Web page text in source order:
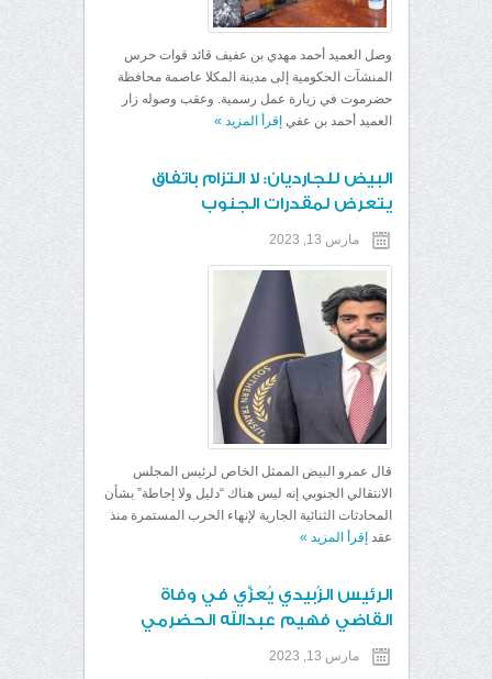
وصل العميد أحمد مهدي بن عفيف قائد قوات حرس
المنشآت الحكومية إلى مدينة المكلا عاصمة محافظة
حضرموت في زيارة عمل رسمية. وعقب وصوله زار
العميد أحمد بن عفي إقرأ المزيد »
البيض للجارديان: لا التزام باتفاق
يتعرض لمقدرات الجنوب
مارس 13, 2023
قال عمرو البيض الممثل الخاص لرئيس المجلس
الانتقالي الجنوبي إنه ليس هناك “دليل ولا إحاطة” بشأن
المحادثات الثنائية الجارية لإنهاء الحرب المستمرة منذ
عقد إقرأ المزيد »
الرئيس الزُبيدي يُعزَّي في وفاة
القاضي فهيم عبدالله الحضرمي
مارس 13, 2023